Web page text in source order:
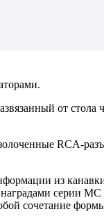
от стола
RCA-
из
серии MC
сочетание